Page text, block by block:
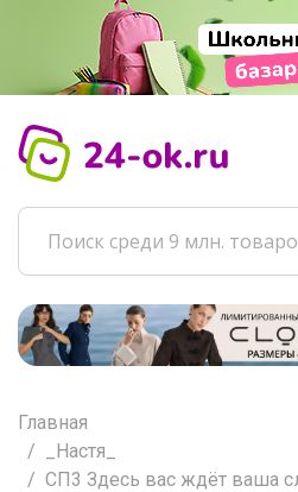
Главная
_Настя_
СП3 Здесь вас ждёт ваша